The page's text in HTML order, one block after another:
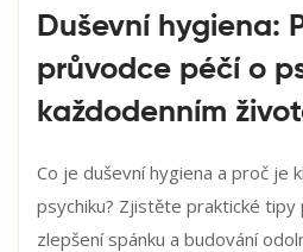
Duševní hygiena:
průvodce péčí o
každodenním
Co je duševní hygiena a proč je
psychiku? Zjistěte praktické
zlepšení spánku a budování